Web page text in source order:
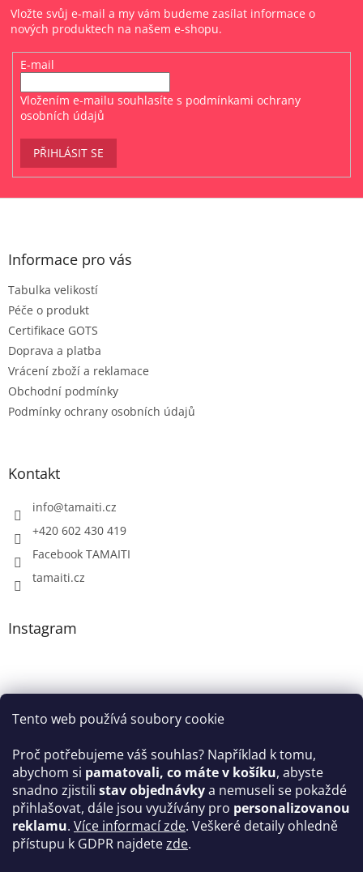
Tento web používá soubory cookie
Proč potřebujeme váš souhlas? Například k tomu,
abychom si pamatovali, co máte v košíku, abyste
snadno zjistili stav objednávkya nemuseli se pokaždé
přihlašovat, dále jsou využívány pro personalizovanou
reklamu. Více informací zde. Veškeré detaily ohledně
přístupu k GDPR najdetezde.
Vložte svůj e-mail a my vám budeme zasílat informace o
nových produktech na našem e-shopu.
E-mail
Vložením e-mailu souhlasíte s podmínkami ochrany
osobních údajů
PŘIHLÁSIT SE
Z
Informace pro vás
Tabulka velikostí
Péče o produkt
Certifikace GOTS
Doprava a platba
Vrácení zboží a reklamace
Obchodní podmínky
Podmínky ochrany osobních údajů
Kontakt
info@tamaiti.cz
+420 602 430 419
Facebook TAMAITI
tamaiti.cz
Instagram
Sledovat na Instagramu
Facebook